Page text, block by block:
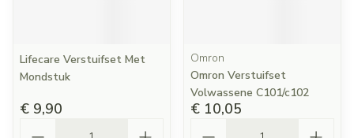
Lifecare Verstuifset Met
Mondstuk
€ 9,90
Omron
Omron Verstuifset
Volwassene C101/c102
€ 10,05